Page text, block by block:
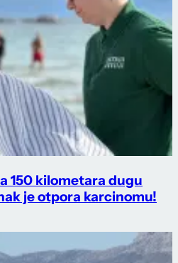
150 kilometara dugu
je otpora karcinomu!